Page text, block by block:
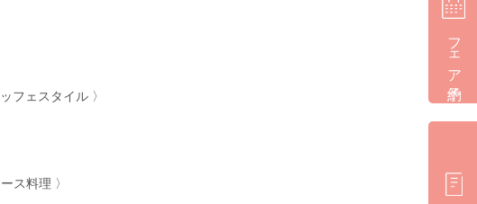
フェスタイル 〉
ス料理 〉
フェア予約